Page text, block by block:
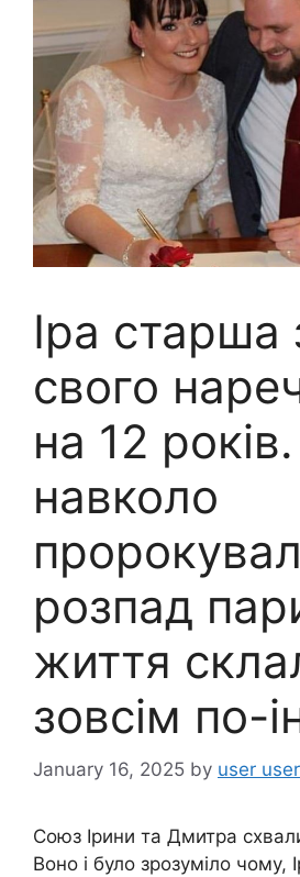
Іра старша
свого
на 12 років.
навколо
розпад
життя
зовсім по-
January 16, 2025 by user user
Союз Ірини та Дмитра
Воно і було зрозуміло чому,